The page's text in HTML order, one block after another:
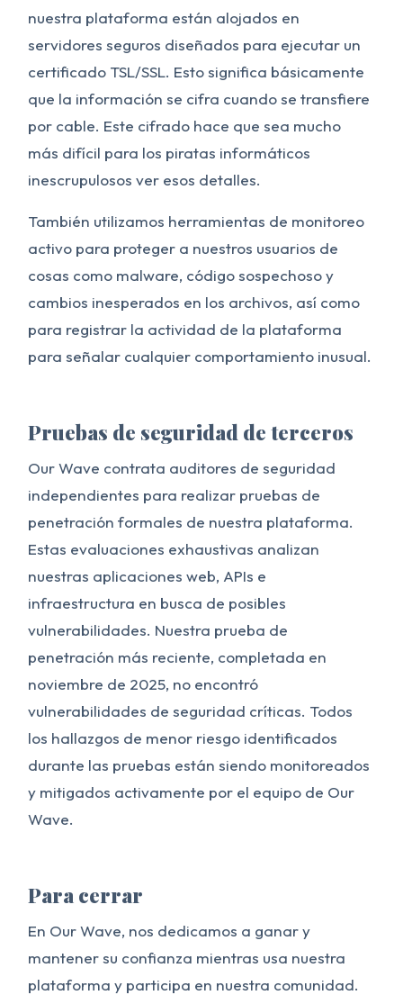
nuestra plataforma están alojados en
servidores seguros diseñados para ejecutar un
certificado TSL/SSL. Esto significa básicamente
que la información se cifra cuando se transfiere
por cable. Este cifrado hace que sea mucho
más difícil para los piratas informáticos
inescrupulosos ver esos detalles.
También utilizamos herramientas de monitoreo
activo para proteger a nuestros usuarios de
cosas como malware, código sospechoso y
cambios inesperados en los archivos, así como
para registrar la actividad de la plataforma
para señalar cualquier comportamiento inusual.
Pruebas de seguridad de terceros
Our Wave contrata auditores de seguridad
independientes para realizar pruebas de
penetración formales de nuestra plataforma.
Estas evaluaciones exhaustivas analizan
nuestras aplicaciones web, APIs e
infraestructura en busca de posibles
vulnerabilidades. Nuestra prueba de
penetración más reciente, completada en
noviembre de 2025, no encontró
vulnerabilidades de seguridad críticas. Todos
los hallazgos de menor riesgo identificados
durante las pruebas están siendo monitoreados
y mitigados activamente por el equipo de Our
Wave.
Para cerrar
En Our Wave, nos dedicamos a ganar y
mantener su confianza mientras usa nuestra
plataforma y participa en nuestra comunidad.